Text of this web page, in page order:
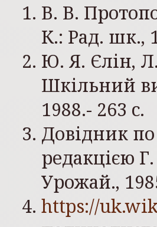
В. В.
К.: Рад. шк.,
Ю. Я. Єлін,
Шкільний
1988.- 263 с.
Довідник по
редакцією
Урожай.,
https://